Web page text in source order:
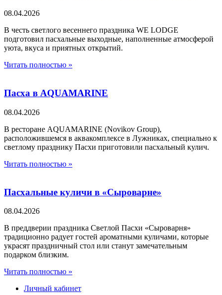
08.04.2026
В честь светлого весеннего праздника WE LODGE
подготовил пасхальные выходные, наполненные атмосферой
уюта, вкуса и приятных открытий.
Читать полностью »
Пасха в AQUAMARINE
08.04.2026
В ресторане AQUAMARINE (Novikov Group),
расположившемся в аквакомплексе в Лужниках, специально к
светлому празднику Пасхи приготовили пасхальный кулич.
Читать полностью »
Пасхальные куличи в «Сыроварне»
08.04.2026
В преддверии праздника Светлой Пасхи «Сыроварня»
традиционно радует гостей ароматными куличами, которые
украсят праздничный стол или станут замечательным
подарком близким.
Читать полностью »
Личный кабинет